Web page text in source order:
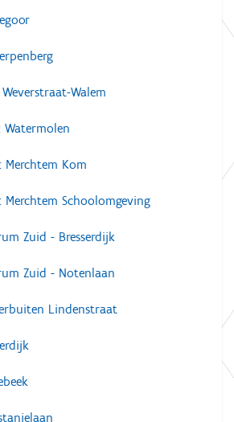
Weverstraat-Walem
Watermolen
Merchtem Kom
Merchtem Schoolomgeving
Zuid - Bresserdijk
Zuid - Notenlaan
Lindenstraat